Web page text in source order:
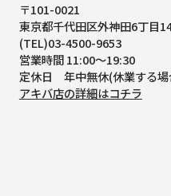
〒101-0021
東京都千代田区外神田6丁目
(TEL)03-4500-9653
営業時間 11:00～19:30
定休日 年中無休(休業する場
アキバ店の詳細はコチラ